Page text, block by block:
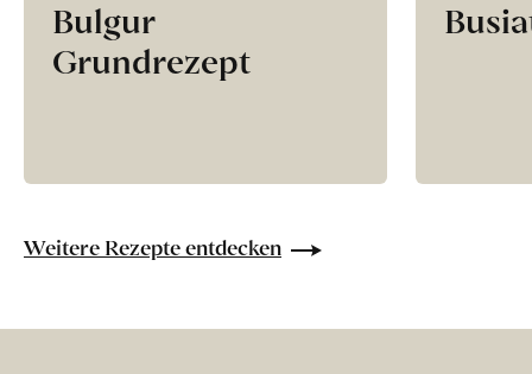
Bulgur
Grundrezept
Weitere Rezepte entdecken